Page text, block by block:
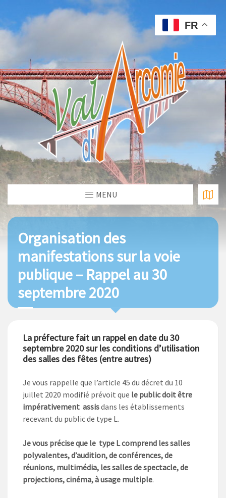
MENU
Organisation des
manifestations sur la voie
publique – Rappel au 30
septembre 2020
La préfecture fait un rappel en date du 30
septembre 2020 sur les conditions d’utilisation
des salles des fêtes (entre autres)
Je vous rappelle que l’article 45 du décret du 10
juillet 2020 modifié prévoit que le public doit être
impérativement assisdans les établissements
recevant du public de type L.
Je vous précise que le type L comprend les salles
polyvalentes, d’audition, de conférences, de
réunions, multimédia, les salles de spectacle, de
projections, cinéma, à usage multiple.
FR